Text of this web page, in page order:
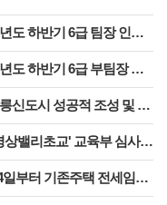
기 6급 팀장 인사발령 사항'
급 부팀장 이하 인사발령 사항'
적 조성 및 자족기능 강화 협력'
교육부 심사 통과··2030년 개교
주택 전세임대 입주자 상시 모집